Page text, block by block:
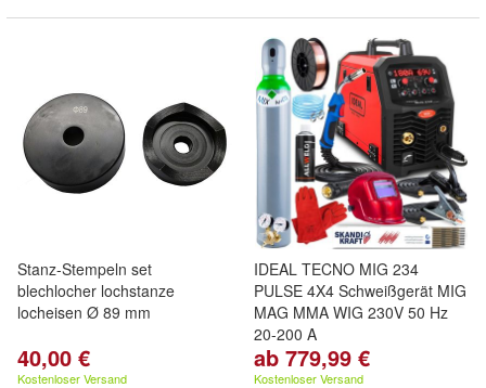
Stanz-Stempeln set
blechlocher lochstanze
locheisen Ø 89 mm
40,00 €
Kostenloser Versand
IDEAL TECNO MIG 234
PULSE 4X4 Schweißgerät MIG
MAG MMA WIG 230V 50 Hz
20-200 A
ab 779,99 €
Kostenloser Versand